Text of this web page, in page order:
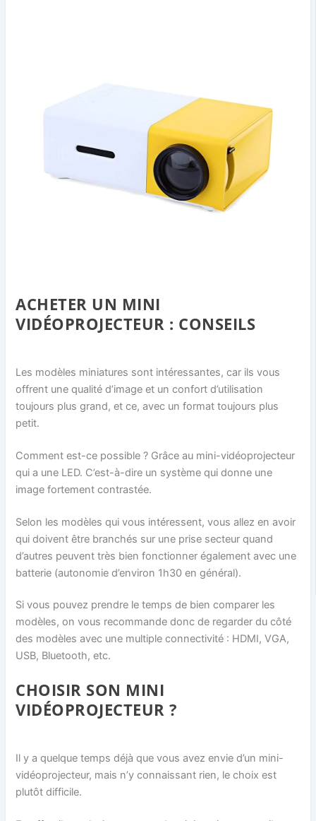
ACHETER UN MINI
VIDÉOPROJECTEUR : CONSEILS
Les modèles miniatures sont intéressantes, car ils vous
offrent une qualité d’image et un confort d’utilisation
toujours plus grand, et ce, avec un format toujours plus
petit.
Comment est-ce possible ? Grâce au mini-vidéoprojecteur
qui a une LED. C’est-à-dire un système qui donne une
image fortement contrastée.
Selon les modèles qui vous intéressent, vous allez en avoir
qui doivent être branchés sur une prise secteur quand
d’autres peuvent très bien fonctionner également avec une
batterie (autonomie d’environ 1h30 en général).
Si vous pouvez prendre le temps de bien comparer les
modèles, on vous recommande donc de regarder du côté
des modèles avec une multiple connectivité : HDMI, VGA,
USB, Bluetooth, etc.
CHOISIR SON MINI
VIDÉOPROJECTEUR ?
Il y a quelque temps déjà que vous avez envie d’un mini-
vidéoprojecteur, mais n’y connaissant rien, le choix est
plutôt difficile.